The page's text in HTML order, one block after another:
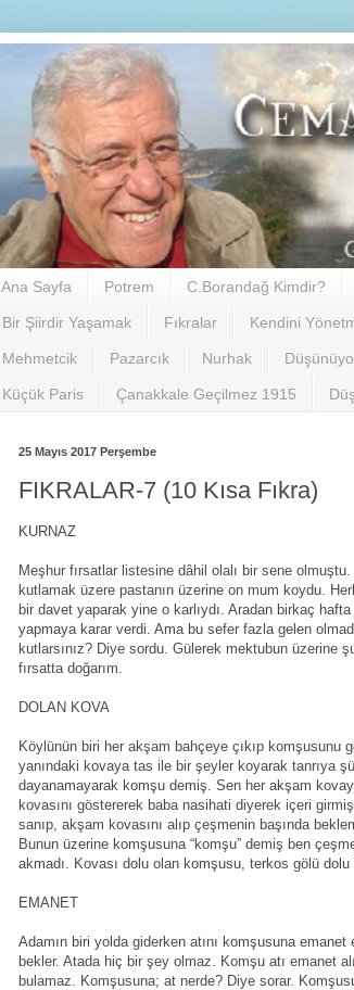
Ana Sayfa Potrem C.Borandağ Kimdir?
Bir Şiirdir Yaşamak Fıkralar Kendini
Mehmetcik Pazarcık Nurhak
Küçük Paris Çanakkale Geçilmez 1915
25 Mayıs 2017 Perşembe
FIKRALAR-7 (10 Kısa Fıkra)
KURNAZ
Meşhur fırsatlar listesine dâhil olalı bir sene
kutlamak üzere pastanın üzerine on mum koydu.
bir davet yaparak yine o karlıydı. Aradan birkaç
yapmaya karar verdi. Ama bu sefer fazla gelen
kutlarsınız? Diye sordu. Gülerek mektubun üzerine
fırsatta doğarım.
DOLAN KOVA
Köylünün biri her akşam bahçeye çıkıp komşusunu
yanındaki kovaya tas ile bir şeyler koyarak tanrıya
dayanamayarak komşu demiş. Sen her akşam
kovasını göstererek baba nasihati diyerek içeri
sanıp, akşam kovasını alıp çeşmenin başında
Bunun üzerine komşusuna “komşu” demiş ben
akmadı. Kovası dolu olan komşusu, terkos gölü dolu
EMANET
Adamın biri yolda giderken atını komşusuna emanet
bekler. Atada hiç bir şey olmaz. Komşu atı emanet
bulamaz. Komşusuna; at nerde? Diye sorar. Komşusu